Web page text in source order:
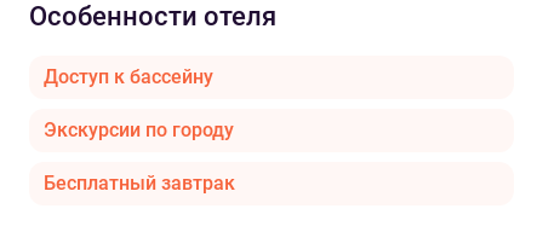
Особенности отеля
Доступ к бассейну
Экскурсии по городу
Бесплатный завтрак